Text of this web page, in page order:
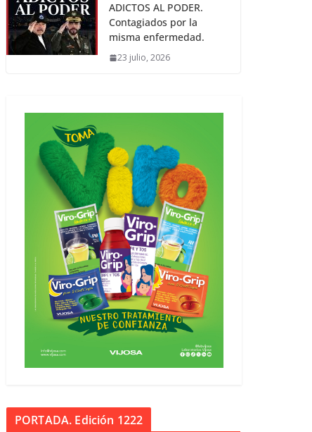
ADICTOS AL PODER.
Contagiados por la
misma enfermedad.
23 julio, 2026
PORTADA. Edición 1222